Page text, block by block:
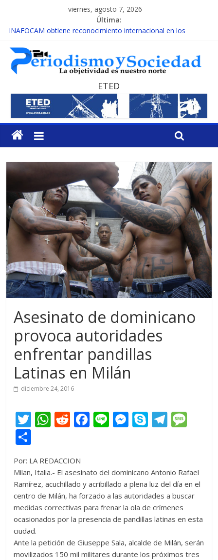
viernes, agosto 7, 2026
Última:
INAFOCAM obtiene reconocimiento internacional en los
15 de febrero de cada año es Día Nacional de la lucha contra el
cáncer infantil
EL ENFOQUE UNILATERAL DE LA COALICIÓN
MESCyT y Universidad Albizu apoyarán rehabilitación de
reclusos
MESCyT presenta calendario de Consulta Nacional por la
Educación
ETED
Asesinato de dominicano
provoca autoridades
enfrentar pandillas
Latinas en Milán
diciembre 24, 2016
T
er
W
s
A
p
p
R
di
t
F
b
o
o
k
Li M
e
n
g
er
S
p
e
T
gr
a
m
a
g
e
m
p
ar
ti
r
Por: LA REDACCION
Milan, Italia.- El asesinato del dominicano Antonio Rafael
Ramírez, acuchillado y acribillado a plena luz del día en el
centro de Milán, ha forzado a las autoridades a buscar
medidas correctivas para frenar la ola de crímenes
ocasionados por la presencia de pandillas latinas en esta
ciudad.
Ante la petición de Giuseppe Sala, alcalde de Milán, serán
movilizados 150 mil militares durante los próximos tres